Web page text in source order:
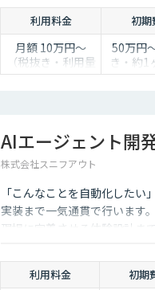
利用料金 初期
月額 10万円〜
（税抜き・利用量
に応じて見積り）
50万円
き・約1
築
AIエージェント開
株式会社スニフアウト
「こんなことを自動化したい
実装まで一気通貫で行います
現場に定着させる体験設計ま
利用料金 初期